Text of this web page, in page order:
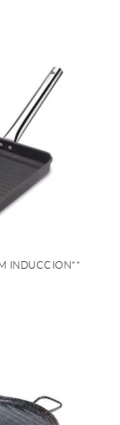
INDUCCION**